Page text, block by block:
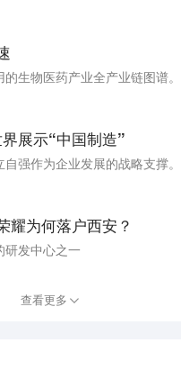
生物医药产业全产业链图谱。
展示“中国制造”
强作为企业发展的战略支撑。
耀为何落户西安？
研发中心之一
查看更多